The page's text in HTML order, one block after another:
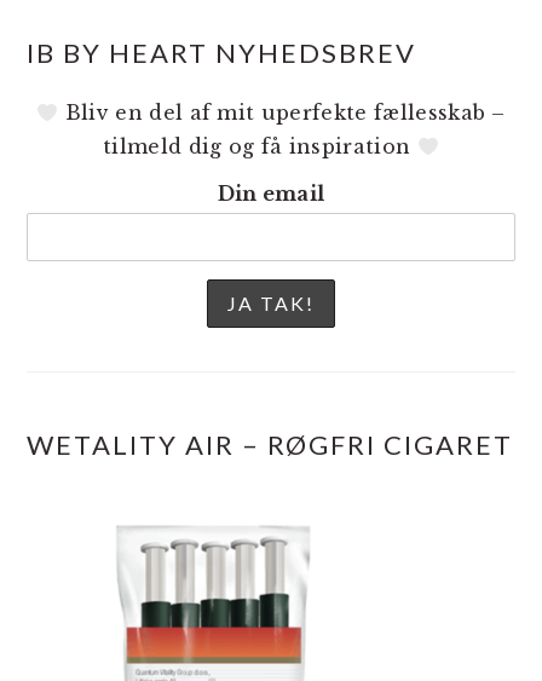
IB BY HEART NYHEDSBREV
Bliv en del af mit uperfekte fællesskab –
tilmeld dig og få inspiration
Din email
WETALITY AIR – RØGFRI CIGARET